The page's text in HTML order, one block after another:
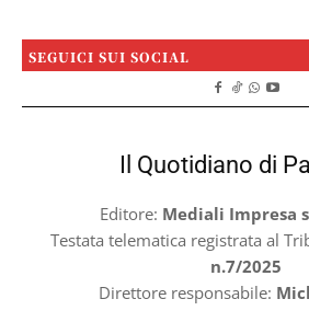
SEGUICI SUI SOCIAL
Il Quotidiano di
Editore: Mediali Impresa
Testata telematica registrata al
n.7/2025
Direttore responsabile: